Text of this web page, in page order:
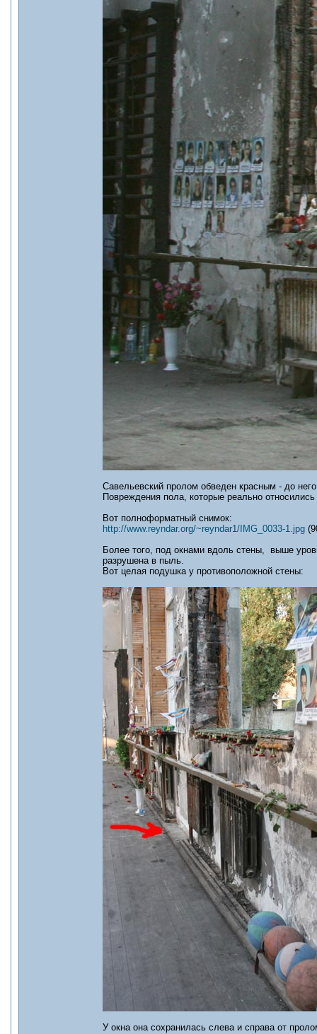
Савельевский пролом обведен красным - до
Повреждения пола, которые реально
Вот полноформатный снимок:
http://www.reyndar.org/~reyndar1/IMG_0033-1.jpg
Более того, под окнами вдоль стены, выше
разрушена в пыль.
Вот целая подушка у противоположной стены:
У окна она сохранилась слева и справа от